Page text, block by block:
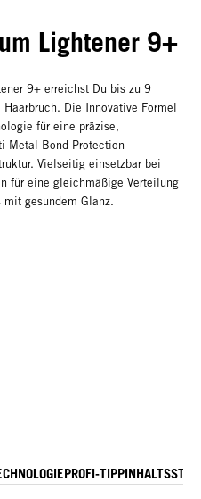
Lightener 9+
9+ erreichst Du bis zu 9
Die Innovative Formel
für eine präzise,
Metal Bond Protection
Vielseitig einsetzbar bei
für eine gleichmäßige Verteilung
gesundem Glanz.
PROFI-TIPP